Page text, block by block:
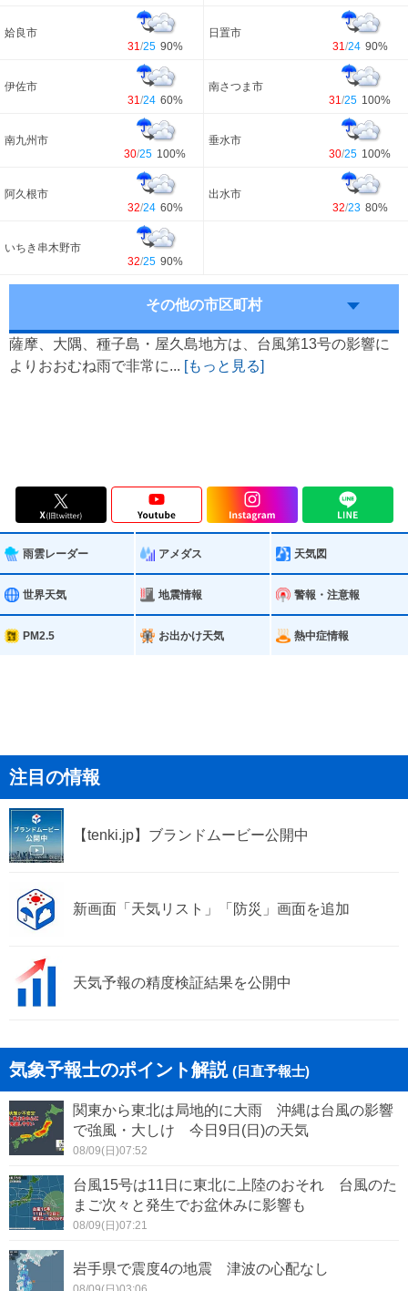
姶良市
31/25 90%
日置市
31/24 90%
伊佐市
31/24 60%
南さつま市
31/25 100%
南九州市
30/25 100%
垂水市
30/25 100%
阿久根市
32/24 60%
出水市
32/23 80%
いちき串木野市
32/25 90%
その他の市区町村
薩摩、大隅、種子島・屋久島地方は、台風第13号の影響に
よりおおむね雨で非常に... [もっと見る]
雨雲レーダー アメダス 天気図
世界天気 地震情報 警報・注意報
PM2.5 お出かけ天気 熱中症情報
注目の情報
【tenki.jp】ブランドムービー公開中
新画面「天気リスト」「防災」画面を追加
天気予報の精度検証結果を公開中
気象予報士のポイント解説 (日直予報士)
関東から東北は局地的に大雨 沖縄は台風の影響
で強風・大しけ 今日9日(日)の天気
08/09(日)07:52
台風15号は11日に東北に上陸のおそれ 台風のた
まご次々と発生でお盆休みに影響も
08/09(日)07:21
岩手県で震度4の地震 津波の心配なし